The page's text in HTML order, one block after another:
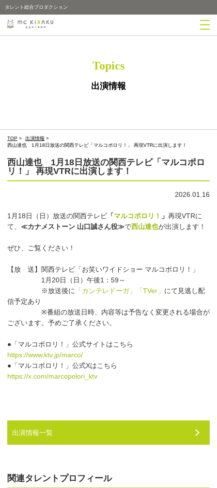
タレント総合プロダクション
Topics
出演情報
TOP > 出演情報 >
西山達也 1月18日放送の関西テレビ「マルコポロリ！」 再現VTRに出演します！
西山達也 1月18日放送の関西テレビ「マルコポロ
リ！」 再現VTRに出演します！
2026.01.16
1月18日（日）放送の関西テレビ 「マルコポロリ！ 」 再現VTRに
て、 ≪カナメストーン 山口誠さん役≫で西山達也が出演します！
ぜひ、ご覧ください！
【放 送】関西テレビ「お笑いワイドショー マルコポロリ！」
1月20日（日）午後1：59～
※放送後に
「カンテレドーガ」「TVer」 にて見逃し配
信予定あり
※番組の放送日時、内容等は予告なく変更される場合が
ございます。予めご了承ください。
●「マルコポロリ！」公式サイトはこちら
https://www.ktv.jp/marco/
●「マルコポロリ！」公式Xはこちら
https://x.com/marcopolori_ktv
出演情報一覧
関連タレントプロフィール